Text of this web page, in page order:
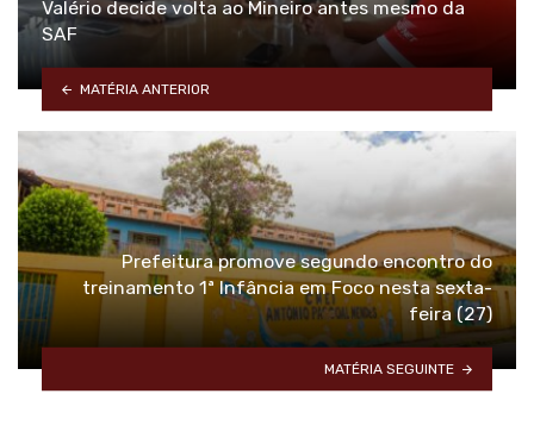
Valério decide volta ao Mineiro antes mesmo da
SAF
MATÉRIA ANTERIOR
Prefeitura promove segundo encontro do
treinamento 1ª Infância em Foco nesta sexta-
feira (27)
MATÉRIA SEGUINTE